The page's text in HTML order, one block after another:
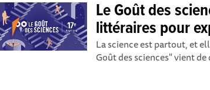
Le Goût des
littéraires pour
La science est partout, et
Goût des sciences" vient